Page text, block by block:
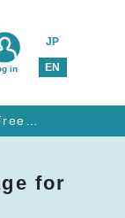
JP
EN
in
for